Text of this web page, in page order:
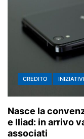
CREDITO
Nasce la
e Iliad: in arrivo
associati